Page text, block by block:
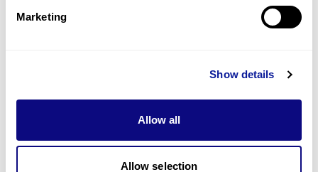
Marketing
Show details
Allow all
Allow selection
리소스